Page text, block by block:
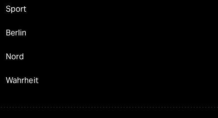
Sport
Berlin
Nord
Wahrheit